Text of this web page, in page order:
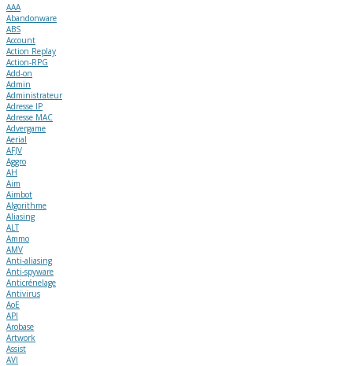
AAA
Abandonware
ABS
Account
Action Replay
Action-RPG
Add-on
Admin
Administrateur
Adresse IP
Adresse MAC
Advergame
Aerial
AFJV
Aggro
AH
Aim
Aimbot
Algorithme
Aliasing
ALT
Ammo
AMV
Anti-aliasing
Anti-spyware
Anticrénelage
Antivirus
AoE
API
Arobase
Artwork
Assist
AVI